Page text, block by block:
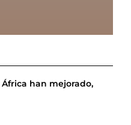
han mejorado,